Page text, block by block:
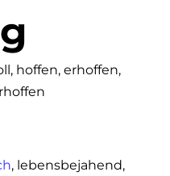
hoffen, erhoffen,
, lebensbejahend,